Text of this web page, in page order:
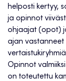
helposti kertyy,
ja opinnot
ohjaajat (opot)
ajan vastanneet
Opinnot
on toteutettu